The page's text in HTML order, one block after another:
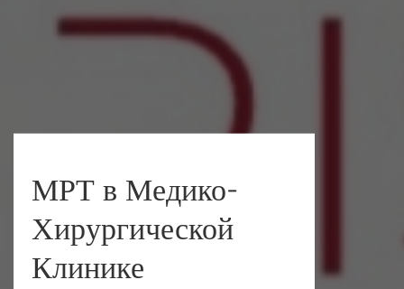
МРТ в Медико-
Хирургической
Клинике